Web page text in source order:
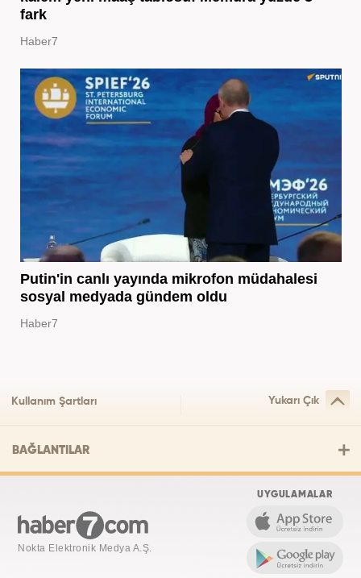
fark
Haber7
Putin'in canlı yayında mikrofon müdahalesi
sosyal medyada gündem oldu
Haber7
Kullanım Şartları Yukarı Çık
BAĞLANTILAR
Nokta Elektronik Medya A.Ş.
UYGULAMALAR